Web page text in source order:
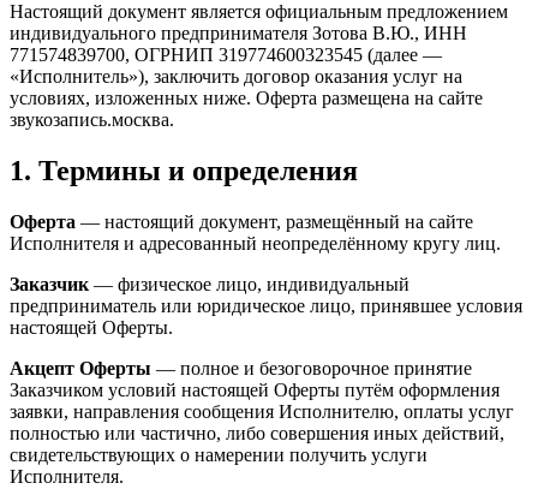
Настоящий документ является официальным предложением
индивидуального предпринимателя Зотова В.Ю., ИНН
771574839700, ОГРНИП 319774600323545 (далее —
«Исполнитель»), заключить договор оказания услуг на
условиях, изложенных ниже. Оферта размещена на сайте
звукозапись.москва.
1. Термины и определения
Оферта — настоящий документ, размещённый на сайте
Исполнителя и адресованный неопределённому кругу лиц.
Заказчик — физическое лицо, индивидуальный
предприниматель или юридическое лицо, принявшее условия
настоящей Оферты.
Акцепт Оферты — полное и безоговорочное принятие
Заказчиком условий настоящей Оферты путём оформления
заявки, направления сообщения Исполнителю, оплаты услуг
полностью или частично, либо совершения иных действий,
свидетельствующих о намерении получить услуги
Исполнителя.